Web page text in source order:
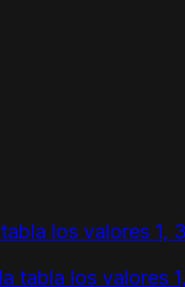
los valores 1,
tabla los valores